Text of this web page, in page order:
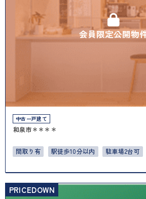
会員限定公開物
中古一戸建て
和泉市＊＊＊＊
間取り有 駅徒歩10分以内 駐車場2台可
PRICEDOWN